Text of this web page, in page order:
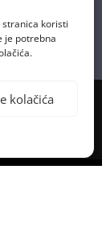
stranica koristi
je potrebna
kolačića